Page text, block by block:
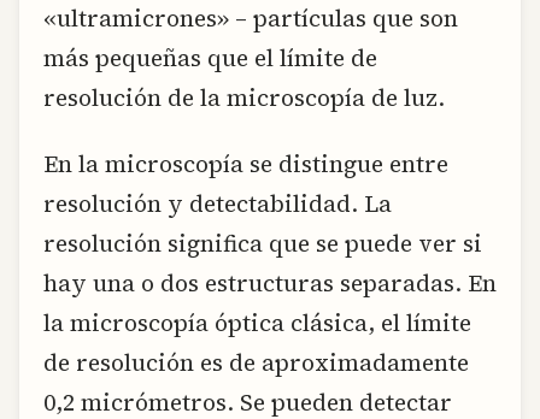
«ultramicrones» – partículas que son
más pequeñas que el límite de
resolución de la microscopía de luz.
En la microscopía se distingue entre
resolución y detectabilidad. La
resolución significa que se puede ver si
hay una o dos estructuras separadas. En
la microscopía óptica clásica, el límite
de resolución es de aproximadamente
0,2 micrómetros. Se pueden detectar